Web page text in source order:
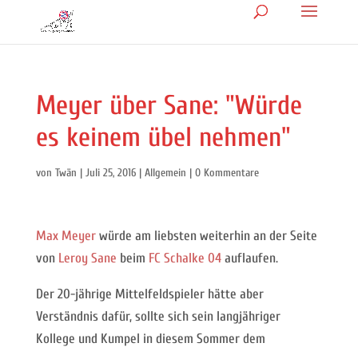
Meyer über Sane: "Würde
es keinem übel nehmen"
von Twän | Juli 25, 2016| Allgemein | 0 Kommentare
Max Meyerwürde am liebsten weiterhin an der Seite
von Leroy Sane beim FC Schalke 04auflaufen.
Der 20-jährige Mittelfeldspieler hätte aber
Verständnis dafür, sollte sich sein langjähriger
Kollege und Kumpel in diesem Sommer dem